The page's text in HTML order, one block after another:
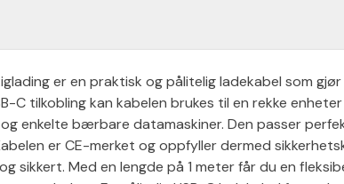
er en praktisk og pålitelig ladekabel som
C tilkobling kan kabelen brukes til en rekke
enkelte bærbare datamaskiner. Den passer
er CE-merket og oppfyller dermed
sikkert. Med en lengde på 1 meter får du en